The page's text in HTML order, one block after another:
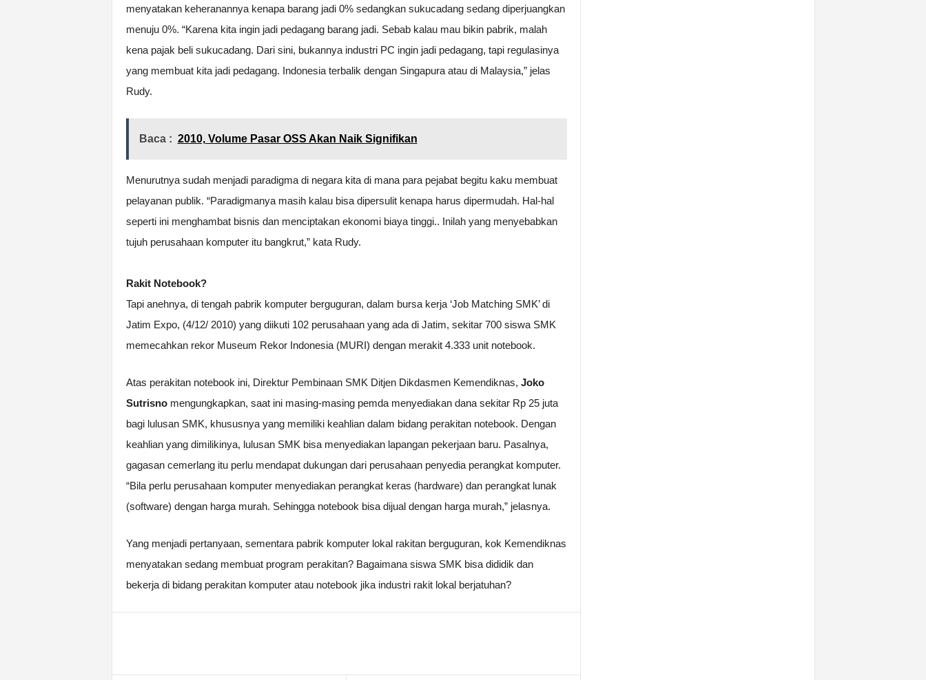
menyatakan keheranannya kenapa barang jadi 0% sedangkan sukucadang sedang diperjuangkan
menuju 0%. “Karena kita ingin jadi pedagang barang jadi. Sebab kalau mau bikin pabrik, malah
kena pajak beli sukucadang. Dari sini, bukannya industri PC ingin jadi pedagang, tapi regulasinya
yang membuat kita jadi pedagang. Indonesia terbalik dengan Singapura atau di Malaysia,” jelas
Rudy.
Baca : 2010, Volume Pasar OSS Akan Naik Signifikan
Menurutnya sudah menjadi paradigma di negara kita di mana para pejabat begitu kaku membuat
pelayanan publik. “Paradigmanya masih kalau bisa dipersulit kenapa harus dipermudah. Hal-hal
seperti ini menghambat bisnis dan menciptakan ekonomi biaya tinggi.. Inilah yang menyebabkan
tujuh perusahaan komputer itu bangkrut,” kata Rudy.
Rakit Notebook?
Tapi anehnya, di tengah pabrik komputer berguguran, dalam bursa kerja ‘Job Matching SMK’ di
Jatim Expo, (4/12/ 2010) yang diikuti 102 perusahaan yang ada di Jatim, sekitar 700 siswa SMK
memecahkan rekor Museum Rekor Indonesia (MURI) dengan merakit 4.333 unit notebook.
Atas perakitan notebook ini, Direktur Pembinaan SMK Ditjen Dikdasmen Kemendiknas, Joko
Sutrisnomengungkapkan, saat ini masing-masing pemda menyediakan dana sekitar Rp 25 juta
bagi lulusan SMK, khususnya yang memiliki keahlian dalam bidang perakitan notebook. Dengan
keahlian yang dimilikinya, lulusan SMK bisa menyediakan lapangan pekerjaan baru. Pasalnya,
gagasan cemerlang itu perlu mendapat dukungan dari perusahaan penyedia perangkat komputer.
“Bila perlu perusahaan komputer menyediakan perangkat keras (hardware) dan perangkat lunak
(software) dengan harga murah. Sehingga notebook bisa dijual dengan harga murah,” jelasnya.
Yang menjadi pertanyaan, sementara pabrik komputer lokal rakitan berguguran, kok Kemendiknas
menyatakan sedang membuat program perakitan? Bagaimana siswa SMK bisa dididik dan
bekerja di bidang perakitan komputer atau notebook jika industri rakit lokal berjatuhan?